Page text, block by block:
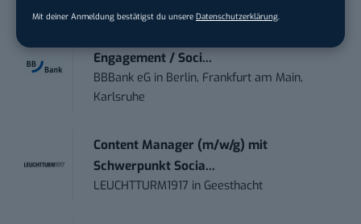
Mit deiner Anmeldung bestätigst du unsere Datenschutzerklärung
Engagement / Soci...
BBBank eG in Berlin, Frankfurt am Main,
Karlsruhe
Content Manager (m/w/g) mit
Schwerpunkt Socia...
LEUCHTTURM1917 in Geesthacht